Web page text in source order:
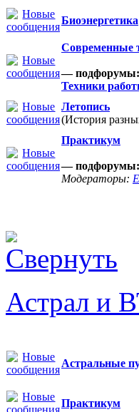
Биоэнергетика
Современные
— подфорумы:
Техники
Летопись
(История
Практикум
— подфорумы:
Модераторы:
Астрал и
Астральные
Практикум